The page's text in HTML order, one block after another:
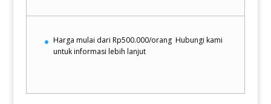
Harga mulai dari Rp500.000/orang Hubungi kami
untuk informasi lebih lanjut